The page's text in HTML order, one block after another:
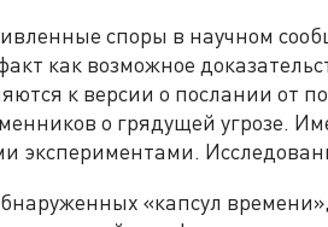
споры в научном
как возможное
к версии о послании от
о грядущей угрозе.
экспериментами.
«капсул